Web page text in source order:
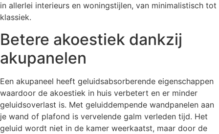
in allerlei interieurs en woningstijlen, van minimalistisch tot
klassiek.
Betere akoestiek dankzij
akupanelen
Een akupaneel heeft geluidsabsorberende eigenschappen
waardoor de akoestiek in huis verbetert en er minder
geluidsoverlast is. Met geluiddempende wandpanelen aan
je wand of plafond is vervelende galm verleden tijd. Het
geluid wordt niet in de kamer weerkaatst, maar door de